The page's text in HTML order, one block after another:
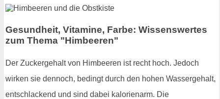
Gesundheit, Vitamine, Farbe: Wissenswertes
zum Thema "Himbeeren"
Der Zuckergehalt von Himbeeren ist recht hoch. Jedoch
wirken sie dennoch, bedingt durch den hohen Wassergehalt,
entschlackend und sind dabei kalorienarm. Die